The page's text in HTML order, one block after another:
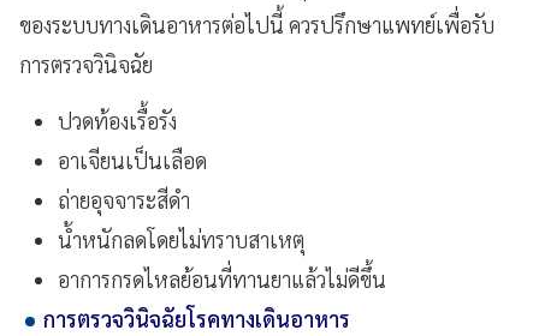
ของระบบทางเดินอาหารต่อไปนี้ ควรปรึกษาแพทย์เพื่อรับ
การตรวจวินิจฉัย
ปวดท้องเรื้อรัง
อาเจียนเป็นเลือด
ถ่ายอุจจาระสีดำ
น้ำหนักลดโดยไม่ทราบสาเหตุ
อาการกรดไหลย้อนที่ทานยาแล้วไม่ดีขึ้น
การตรวจวินิจฉัยโรคทางเดินอาหาร